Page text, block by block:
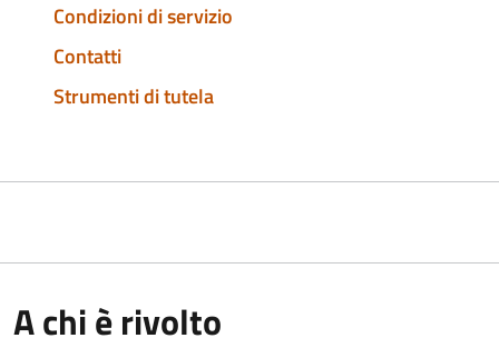
Condizioni di servizio
Contatti
Strumenti di tutela
A chi è rivolto